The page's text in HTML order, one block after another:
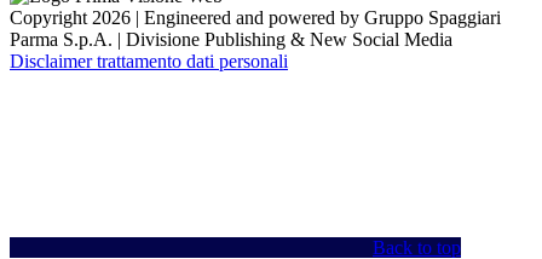
Copyright 2026 | Engineered and powered by Gruppo Spaggiari
Parma S.p.A. | Divisione Publishing & New Social Media
Disclaimer trattamento dati personali
Back to top